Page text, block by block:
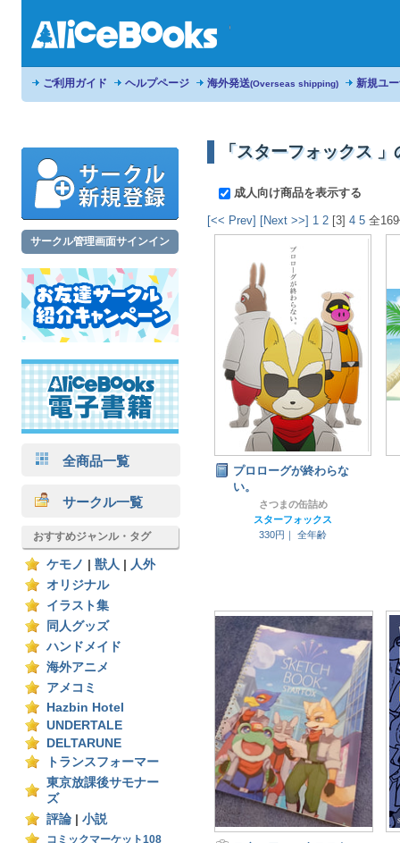
ご利用ガイド ヘルプページ 海外発送(Overseas shipping) 新規ユ
サークル管理画面サインイン
全商品一覧
サークル一覧
おすすめジャンル・タグ
ケモノ 獣人
人外
オリジナル
イラスト集
同人グッズ
ハンドメイド
海外アニメ
アメコミ
Hazbin Hotel
UNDERTALE
DELTARUNE
トランスフォーマー
東京放課後サモナー
ズ
評論
小説
コミックマーケット108
「スターフォックス
成人向け商品を表示する
[<< Prev] [Next >>] 1 2 [3] 4 5 全
プロローグが終わらな
い。
さつまの缶詰め
スターフォックス
330円｜
全年齢